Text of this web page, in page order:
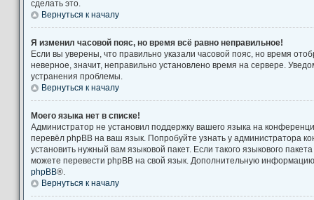
сделать это.
Вернуться к началу
Я изменил часовой пояс, но время всё равно неправильное!
Если вы уверены, что правильно указали часовой пояс, но время
неверное, значит, неправильно установлено время на сервере.
устранения проблемы.
Вернуться к началу
Моего языка нет в списке!
Администратор не установил поддержку вашего языка на
перевёл phpBB на ваш язык. Попробуйте узнать у администратора
установить нужный вам языковой пакет. Если такого языкового
можете перевести phpBB на свой язык. Дополнительную
phpBB®.
Вернуться к началу